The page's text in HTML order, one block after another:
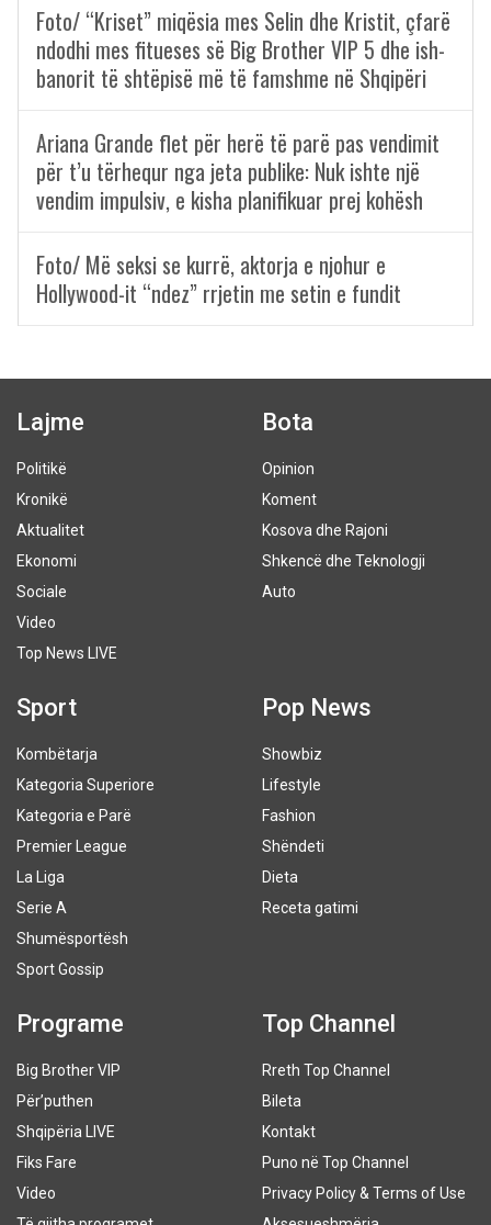
Foto/ “Kriset” miqësia mes Selin dhe Kristit, çfarë
ndodhi mes fitueses së Big Brother VIP 5 dhe ish-
banorit të shtëpisë më të famshme në Shqipëri
Ariana Grande flet për herë të parë pas vendimit
për t’u tërhequr nga jeta publike: Nuk ishte një
vendim impulsiv, e kisha planifikuar prej kohësh
Foto/ Më seksi se kurrë, aktorja e njohur e
Hollywood-it “ndez” rrjetin me setin e fundit
Lajme
Politikë
Kronikë
Aktualitet
Ekonomi
Sociale
Video
Top News LIVE
Bota
Opinion
Koment
Kosova dhe Rajoni
Shkencë dhe Teknologji
Auto
Sport
Kombëtarja
Kategoria Superiore
Kategoria e Parë
Premier League
La Liga
Serie A
Shumësportësh
Sport Gossip
Pop News
Showbiz
Lifestyle
Fashion
Shëndeti
Dieta
Receta gatimi
Programe
Big Brother VIP
Për’puthen
Shqipëria LIVE
Fiks Fare
Video
Top Channel
Rreth Top Channel
Bileta
Kontakt
Puno në Top Channel
Privacy Policy & Terms of Use